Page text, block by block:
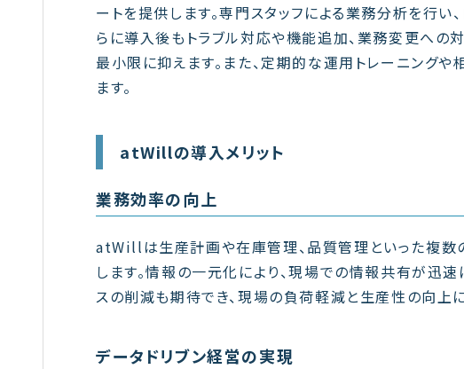
ートを提供します。専門スタッフによる業務分析を行
らに導入後もトラブル対応や機能追加、業務変更への
最小限に抑えます。また、定期的な運用トレーニング
ます。
atWillの導入メリット
業務効率の向上
atWillは生産計画や在庫管理、品質管理といった複数
します。情報の一元化により、現場での情報共有が迅
スの削減も期待でき、現場の負荷軽減と生産性の向上に
データドリブン経営の実現